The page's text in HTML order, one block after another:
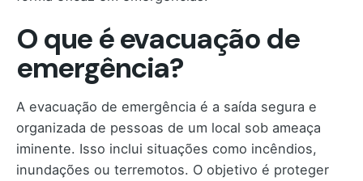
O que é evacuação de
emergência?
A evacuação de emergência é a saída segura e
organizada de pessoas de um local sob ameaça
iminente. Isso inclui situações como incêndios,
inundações ou terremotos. O objetivo é proteger